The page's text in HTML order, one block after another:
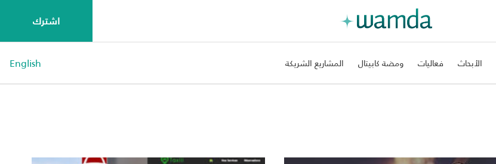
اشترك
الأبحاث فعاليات ومضة كابيتال المشاريع الشريكة English